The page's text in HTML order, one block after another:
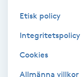
Extensions
Eyeliner-tatuering
Etisk policy
Integritetspolicy
Cookies
Allmänna villkor